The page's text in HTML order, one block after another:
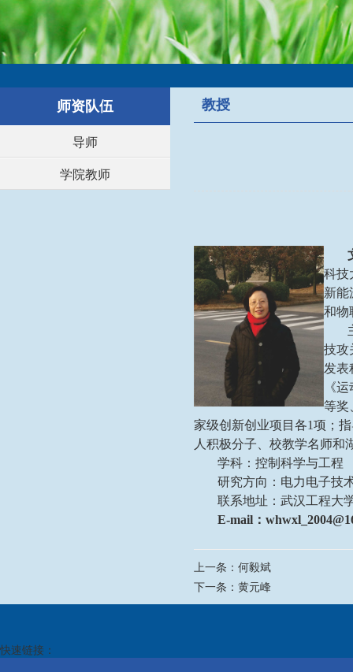
师资队伍
导师
学院教师
教授
科技
新能
和物
技攻
发表
《
等奖
家级创新创业项目各1项；
人积极分子、校教学名师和
学科：控制科学与工程
研究方向：电力电子
联系地址：武汉工程大
E-mail ：
上一条： 何毅斌
下一条： 黄元峰
快速链接：